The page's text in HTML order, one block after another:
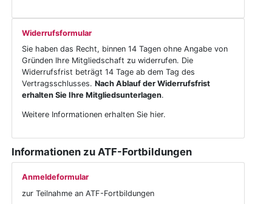
Widerrufsformular
Sie haben das Recht, binnen 14 Tagen ohne Angabe von
Gründen Ihre Mitgliedschaft zu widerrufen. Die
Widerrufsfrist beträgt 14 Tage ab dem Tag des
Vertragsschlusses.Nach Ablauf der Widerrufsfrist
erhalten Sie Ihre Mitgliedsunterlagen.
Weitere Informationen erhalten Sie hier.
Informationen zu ATF-Fortbildungen
Anmeldeformular
zur Teilnahme an ATF-Fortbildungen